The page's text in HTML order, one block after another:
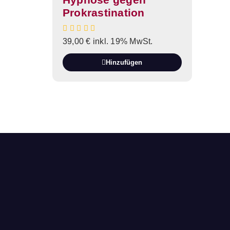
Prokrastination
39,00€ inkl. 19% MwSt.
Hinzufügen